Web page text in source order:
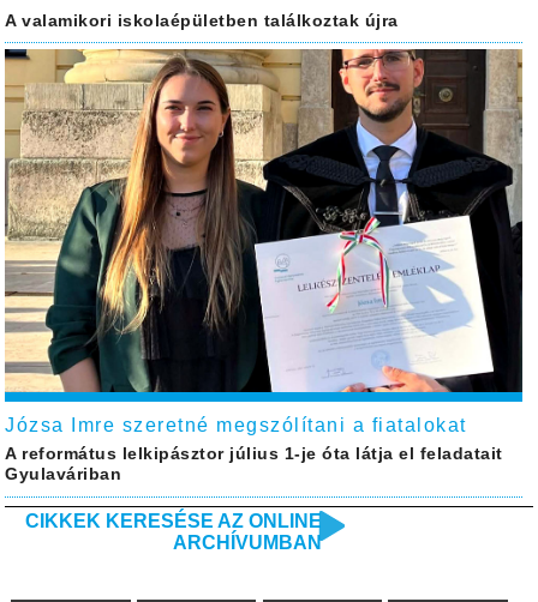
A valamikori iskolaépületben találkoztak újra
Józsa Imre szeretné megszólítani a fiatalokat
A református lelkipásztor július 1-je óta látja el feladatait
Gyulaváriban
CIKKEK KERESÉSE AZ ONLINE
ARCHÍVUMBAN